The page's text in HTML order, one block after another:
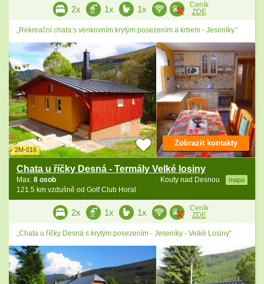
2x 1x 1x
Ceník
ZDE
„Rekreační chata s venkovním krytým posezením a krbem - Jeseníky.“
2M-016
Chata u říčky Desná - Termály Velké losiny
Kouty nad Desnou mapa
Max. 8 osob
121.5 km vzdušně od Golf Club Horal
Zobrazit kontakty
2x 1x 1x
Ceník
ZDE
„Chata u říčky Desná s krytým posezením - Jeseníky - Velké Losiny“